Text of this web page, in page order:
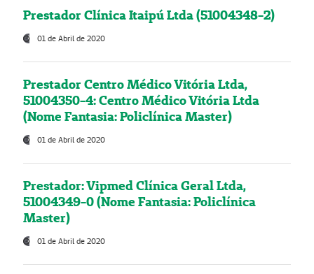
Prestador Clínica Itaipú Ltda (51004348-2)
01 de Abril de 2020
Prestador Centro Médico Vitória Ltda,
51004350-4: Centro Médico Vitória Ltda
(Nome Fantasia: Policlínica Master)
01 de Abril de 2020
Prestador: Vipmed Clínica Geral Ltda,
51004349-0 (Nome Fantasia: Policlínica
Master)
01 de Abril de 2020